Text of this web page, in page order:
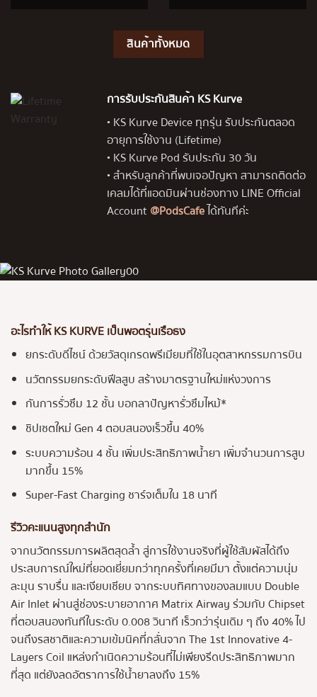
สินค้าทั้งหมด
การรับประกันสินค้า KS Kurve
• KS Kurve Device ทุกรุ่น รับประกันตลอด
อายุการใช้งาน (Lifetime)
• KS Kurve Pod รับประกัน 30 วัน
• สำหรับลูกค้าที่พบเจอปัญหา สามารถติดต่อ
เคลมได้ที่แอดมินผ่านช่องทาง LINE Official
Account@PodsCafeได้ทันทีค่ะ
อะไรทำให้ KS KURVE เป็นพอตรุ่นเรือธง
ยกระดับดีไซน์ ด้วยวัสดุเกรดพรีเมียมที่ใช้ในอุตสาหกรรมการบิน
นวัตกรรมยกระดับฟีลสูบ สร้างมาตรฐานใหม่แห่งวงการ
กันการรั่วซึม 12 ชั้น บอกลาปัญหารั่วซึมไหม้*
ชิปเซตใหม่ Gen 4 ตอบสนองเร็วขึ้น 40%
ระบบความร้อน 4 ชั้น เพิ่มประสิทธิภาพน้ำยา เพิ่มจำนวนการสูบ
มากขึ้น 15%
Super-Fast Charging ชาร์จเต็มใน 18 นาที
รีวิวคะแนนสูงทุกสำนัก
จากนวัตกรรมการผลิตสุดล้ำ สู่การใช้งานจริงที่ผู้ใช้สัมผัสได้ถึง
ประสบการณ์ใหม่ที่ยอดเยี่ยมกว่าทุกครั้งที่เคยมีมา ตั้งแต่ความนุ่ม
ละมุน ราบรื่น และเงียบเชียบ จากระบบทิศทางของลมแบบ Double
Air Inlet ผ่านสู่ช่องระบายอากาศ Matrix Airway ร่วมกับ Chipset
ที่ตอบสนองทันทีในระดับ 0.008 วินาที เร็วกว่ารุ่นเดิม ๆ ถึง 40% ไป
จนถึงรสชาติและความเข้มนิคที่กลั่นจาก The 1st Innovative 4-
Layers Coil แหล่งกำเนิดความร้อนที่ไม่เพียงรีดประสิทธิภาพมาก
ที่สุด แต่ยังลดอัตราการใช้น้ำยาลงถึง 15%